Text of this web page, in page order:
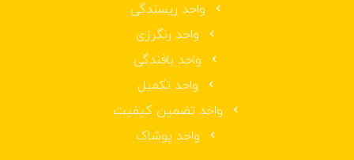
واحد ریسندگی
واحد رنگرزی
واحد بافندگی
واحد تکمیل
واحد تضمین کیفیت
واحد پوشاک